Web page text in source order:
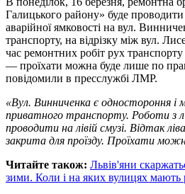
Галицького району» буде проводити
аварійної ямковості на вул.
транспорту, на відрізку між вул.
час ремонтних робіт рух
— проїхати можна буде лише по
повідомили в пресслужбі ЛМР.
«Вул. Винниченка є одностороння і
приватного транспорту. Роботи з
проводити на лівій смузі. Відтак
закрита для проїзду. Проїхати
Читайте також: Львів'яни
зими. Коли і на яких вулицях мають